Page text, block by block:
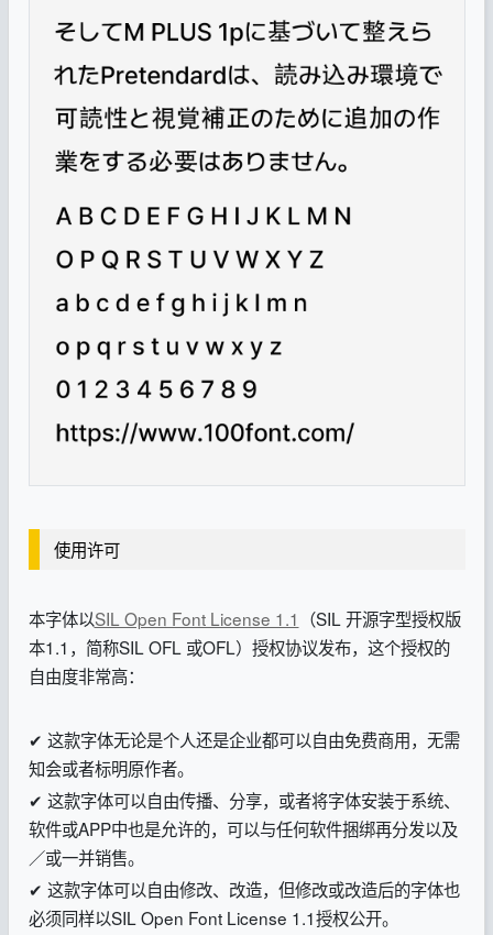
使用许可
本字体以SIL Open Font License 1.1 （SIL 开源字型授权版
本1.1，简称SIL OFL 或OFL）授权协议发布，这个授权的
自由度非常高：
✔ 这款字体无论是个人还是企业都可以自由免费商用，无需
知会或者标明原作者。
✔ 这款字体可以自由传播、分享，或者将字体安装于系统、
软件或APP中也是允许的，可以与任何软件捆绑再分发以及
／或一并销售。
✔ 这款字体可以自由修改、改造，但修改或改造后的字体也
必须同样以SIL Open Font License 1.1授权公开。